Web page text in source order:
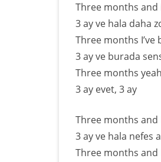
Three months and
3 ay ve hala daha
Three months
3 ay ve burada
Three months
3 ay evet, 3 ay
Three months and
3 ay ve hala nefes
Three months